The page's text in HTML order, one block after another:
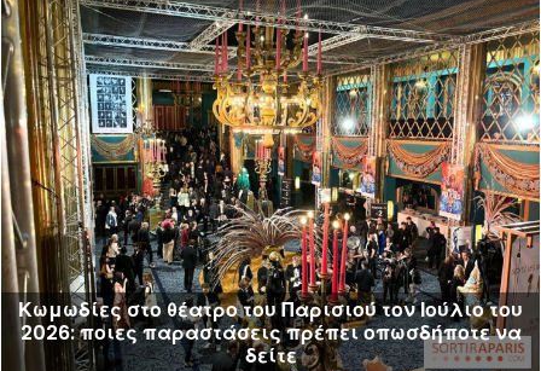
Κωμωδίες στο θέατρο του Παρισιού τον Ιούλιο του
2026: ποιες παραστάσεις πρέπει οπωσδήποτε να
δείτε